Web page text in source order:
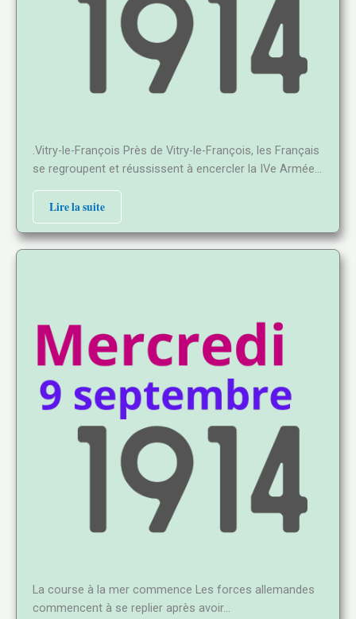
.Vitry-le-François Près de Vitry-le-François, les Français
se regroupent et réussissent à encercler la IVe Armée…
Lire la suite
La course à la mer commence Les forces allemandes
commencent à se replier après avoir…